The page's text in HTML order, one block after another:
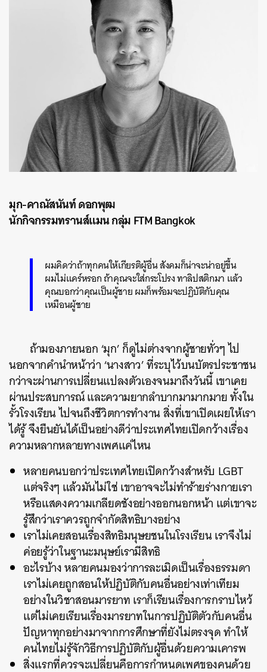
มุก-คาณัสนันท์ ดอกพุฒ
นักกิจกรรมทรานส์แมน กลุ่ม FTM Bangkok
ผมคิดว่าถ้าทุกคนให้เกียรติผู้อื่น สังคมก็น่าจะน่าอยู่ขึ้น
ผมไม่แคร์หรอก ถ้าคุณจะใส่กระโปรง ทาลิปสติกมา แล้ว
คุณบอกว่าคุณเป็นผู้ชาย ผมก็พร้อมจะปฏิบัติกับคุณ
เหมือนผู้ชาย
ถ้ามองภายนอก ‘มุก’ ก็ดูไม่ต่างจากผู้ชายทั่วๆ ไป
นอกจากคำนำหน้าว่า ‘นางสาว’ ที่ระบุไว้บนบัตรประชาชน
กว่าจะผ่านการเปลี่ยนแปลงตัวเองจนมาถึงวันนี้ เขาเคย
ผ่านประสบการณ์ และความยากลำบากมามากมาย ทั้งใน
รั้วโรงเรียน ไปจนถึงชีวิตการทำงาน สิ่งที่เขาเปิดเผยให้เรา
ได้รู้ จึงยืนยันได้เป็นอย่างดีว่าประเทศไทยเปิดกว้างเรื่อง
ความหลากหลายทางเพศแค่ไหน
หลายคนบอกว่าประเทศไทยเปิดกว้างสำหรับ LGBT
แต่จริงๆ แล้วมันไม่ใช่ เขาอาจจะไม่ทำร้ายร่างกายเรา
หรือแสดงความเกลียดชังอย่างออกนอกหน้า แต่เขาจะ
รู้สึกว่าเราควรถูกจำกัดสิทธิบางอย่าง
เราไม่เคยสอนเรื่องสิทธิมนุษยชนในโรงเรียน เราจึงไม่
ค่อยรู้ว่าในฐานะมนุษย์เรามีสิทธิ
อะไรบ้าง หลายคนมองว่าการละเมิดเป็นเรื่องธรรมดา
เราไม่เคยถูกสอนให้ปฏิบัติกับคนอื่นอย่างเท่าเทียม
อย่างในวิชาสอนมารยาท เราก็เรียนเรื่องการกราบไหว้
แต่ไม่เคยเรียนเรื่องมารยาทในการปฏิบัติตัวกับคนอื่น
ปัญหาทุกอย่างมาจากการศึกษาที่ยังไม่ตรงจุด ทำให้
คนไทยไม่รู้จักวิธีการปฏิบัติกับผู้อื่นด้วยความเคารพ
สิ่งแรกที่ควรจะเปลี่ยนคือการกำหนดเพศของคนด้วย